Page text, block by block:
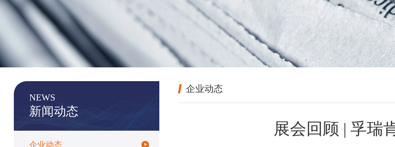
NEWS
新闻动态
企业动态
企业动态
展会回顾 | 孚瑞